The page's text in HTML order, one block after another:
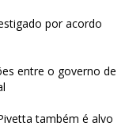
por acordo
entre o governo de
também é alvo